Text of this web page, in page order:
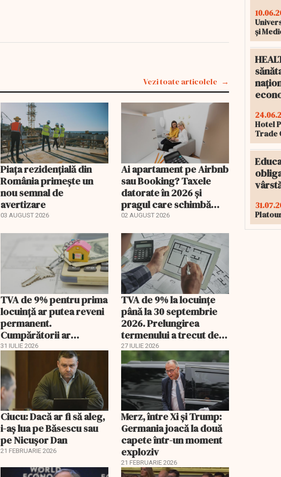
Vezi toate articolele
Piața rezidențială din
România primește un
nou semnal de
avertizare
03 AUGUST 2026
Ai apartament pe Airbnb
sau Booking? Taxele
datorate în 2026 și
pragul care schimbă
regimul fiscal
02 AUGUST 2026
TVA de 9% pentru prima
locuință ar putea reveni
permanent.
Cumpărătorii ar
economisi zeci de mii de
31 IULIE 2026
TVA de 9% la locuințe
până la 30 septembrie
2026. Prelungirea
termenului a trecut de
comisia din Parlament
27 IULIE 2026
Ciucu: Dacă ar fi să aleg,
i-aș lua pe Băsescu sau
pe Nicușor Dan
21 FEBRUARIE 2026
Merz, între Xi și Trump:
Germania joacă la două
capete într-un moment
exploziv
21 FEBRUARIE 2026
și
Hotel
Trade